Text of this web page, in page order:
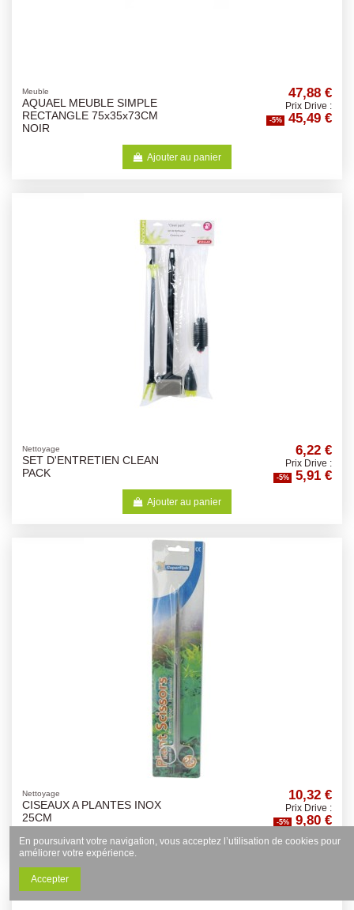
Meuble
AQUAEL MEUBLE SIMPLE
RECTANGLE 75x35x73CM
NOIR
47,88 €
Prix Drive :
-5% 45,49 €
Ajouter au panier
Nettoyage
SET D'ENTRETIEN CLEAN
PACK
6,22 €
Prix Drive :
-5% 5,91 €
Ajouter au panier
Nettoyage
CISEAUX A PLANTES INOX
25CM
10,32 €
Prix Drive :
-5% 9,80 €
Ajouter au panier
En poursuivant votre navigation, vous acceptez l’utilisation de cookies pour
améliorer votre expérience.
Accepter